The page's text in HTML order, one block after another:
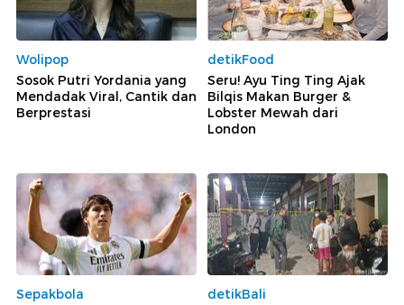
Wolipop
Sosok Putri Yordania yang
Mendadak Viral, Cantik dan
Berprestasi
detikFood
Seru! Ayu Ting Ting Ajak
Bilqis Makan Burger &
Lobster Mewah dari
London
Sepakbola
detikBali